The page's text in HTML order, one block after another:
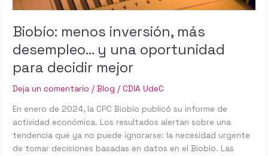
Biobío: menos inversión, más
desempleo… y una oportunidad
para decidir mejor
Deja un comentario /Blog /CDIA UdeC
En enero de 2024, la CPC Biobío publicó su informe de
actividad económica. Los resultados alertan sobre una
tendencia que ya no puede ignorarse: la necesidad urgente
de tomar decisiones basadas en datos en el Biobío. Las
mejor